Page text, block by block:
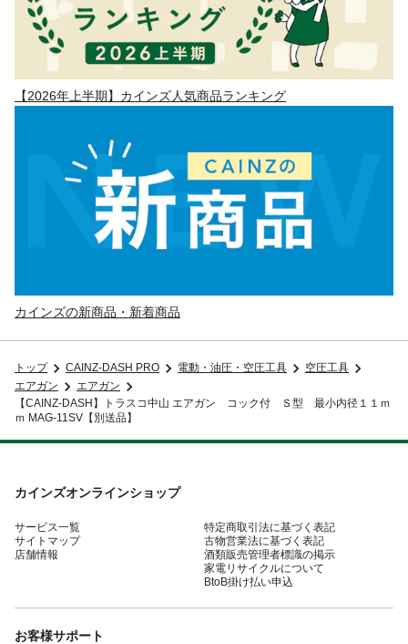
【2026年上半期】カインズ人気商品ランキング
カインズの新商品・新着商品
トップ CAINZ-DASH PRO 電動・油圧・空圧工具
空圧工具
エアガン
エアガン
【CAINZ-DASH】トラスコ中山 エアガン コック付 Ｓ型 最小内径１１ｍ
ｍ MAG-11SV【別送品】
カインズオンラインショップ
サービス一覧
サイトマップ
店舗情報
特定商取引法に基づく表記
古物営業法に基づく表記
酒類販売管理者標識の掲示
家電リサイクルについて
BtoB掛け払い申込
お客様サポート